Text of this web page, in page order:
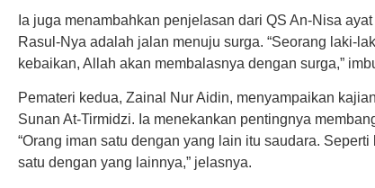
Ia juga menambahkan penjelasan dari QS An-Nisa
Rasul-Nya adalah jalan menuju surga. “Seorang laki-
kebaikan, Allah akan membalasnya dengan surga,”
Pemateri kedua, Zainal Nur Aidin, menyampaikan
Sunan At-Tirmidzi. Ia menekankan pentingnya
“Orang iman satu dengan yang lain itu saudara.
satu dengan yang lainnya,” jelasnya.